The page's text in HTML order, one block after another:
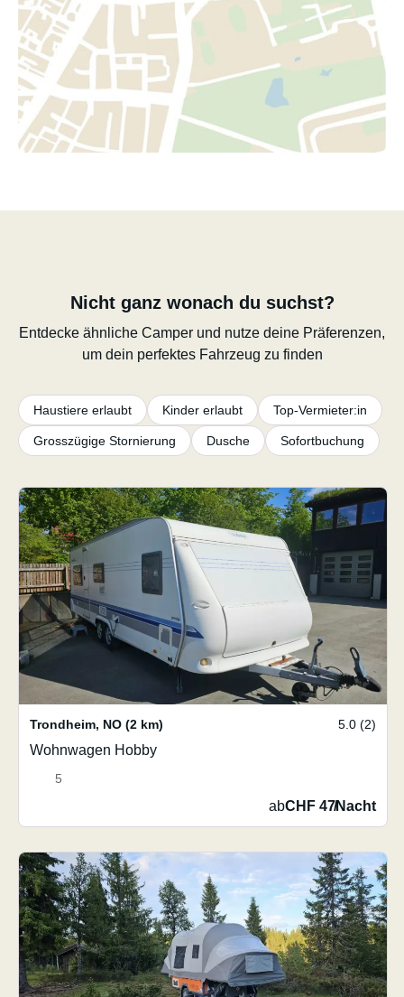
Nicht ganz wonach du suchst?
Entdecke ähnliche Camper und nutze deine Präferenzen,
um dein perfektes Fahrzeug zu finden
Haustiere erlaubt Kinder erlaubt Top-Vermieter:in
Grosszügige Stornierung Dusche Sofortbuchung
Trondheim, NO (2 km) 5.0 (2)
Wohnwagen Hobby
5
abCHF 47/Nacht